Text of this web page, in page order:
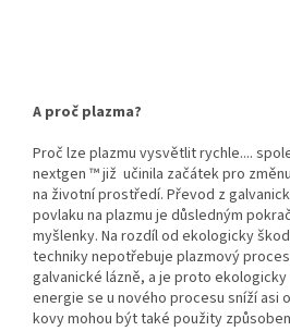
A proč plazma?
Proč lze plazmu vysvětlit rychle....
nextgen ™ již učinila začátek pro
na životní prostředí. Převod z
povlaku na plazmu je důsledným
myšlenky. Na rozdíl od ekologicky
techniky nepotřebuje plazmový
galvanické lázně, a je proto
energie se u nového procesu sníží asi
kovy mohou být také použity